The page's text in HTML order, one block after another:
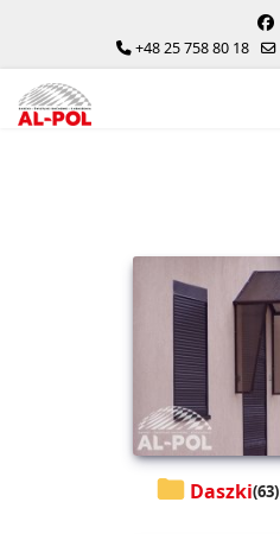
+48 25 758 80 18
Daszki(63)